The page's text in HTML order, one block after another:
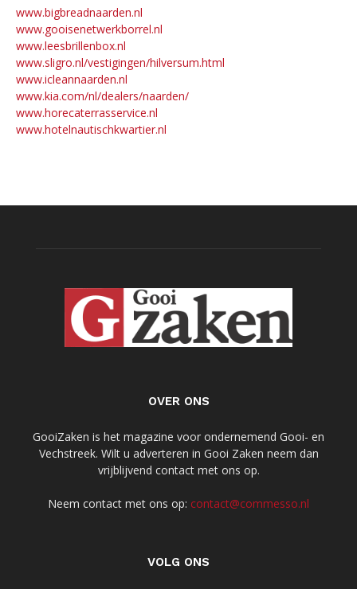
www.bigbreadnaarden.nl
www.gooisenetwerkborrel.nl
www.leesbrillenbox.nl
www.sligro.nl/vestigingen/hilversum.html
www.icleannaarden.nl
www.kia.com/nl/dealers/naarden/
www.horecaterrasservice.nl
www.hotelnautischkwartier.nl
OVER ONS
GooiZaken is het magazine voor ondernemend Gooi- en
Vechstreek. Wilt u adverteren in Gooi Zaken neem dan
vrijblijvend contact met ons op.
Neem contact met ons op: contact@commesso.nl
VOLG ONS